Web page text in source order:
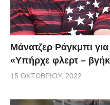
Μάνατζερ Ράγκμπι
«Υπήρχε φλερτ –
15 ΟΚΤΩΒΡΊΟΥ, 2022